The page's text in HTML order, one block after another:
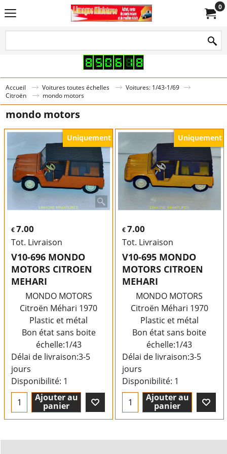
0
Accueil Voitures toutes échelles
Voitures: 1/43-1/69
Citroën
mondo motors
mondo motors
Uniquement
€7.00
Tot. Livraison
V10-696 MONDO
MOTORS CITROEN
MEHARI
MONDO MOTORS
Citroën Méhari 1970
Plastic et métal
Bon état sans boite
échelle:1/43
Délai de livraison:3-5
jours
Disponibilité: 1
Ajouter au
panier
Uniquement
€7.00
Tot. Livraison
V10-695 MONDO
MOTORS CITROEN
MEHARI
MONDO MOTORS
Citroën Méhari 1970
Plastic et métal
Bon état sans boite
échelle:1/43
Délai de livraison:3-5
jours
Disponibilité: 1
Ajouter au
panier